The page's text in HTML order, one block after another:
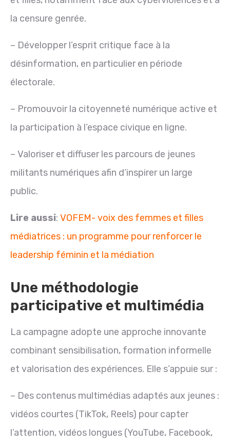
la censure genrée.
– Développer l’esprit critique face à la
désinformation, en particulier en période
électorale.
– Promouvoir la citoyenneté numérique active et
la participation à l’espace civique en ligne.
– Valoriser et diffuser les parcours de jeunes
militants numériques afin d’inspirer un large
public.
Lire aussi: VOFEM- voix des femmes et filles
médiatrices : un programme pour renforcer le
leadership féminin et la médiation
Une méthodologie
participative et multimédia
La campagne adopte une approche innovante
combinant sensibilisation, formation informelle
et valorisation des expériences. Elle s’appuie sur :
– Des contenus multimédias adaptés aux jeunes :
vidéos courtes (TikTok, Reels) pour capter
l’attention, vidéos longues (YouTube, Facebook,